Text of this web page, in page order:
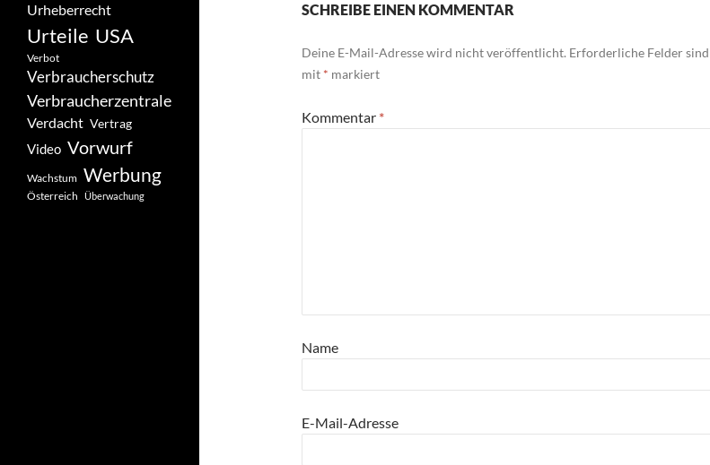
SCHREIBE EINEN KOMMENTAR
Deine E-Mail-Adresse wird nicht veröffentlicht. Erforderliche Felder sind
mit * markiert
Kommentar *
Name
E-Mail-Adresse
Urheberrecht
Urteile USA
Verbot
Verbraucherschutz
Verbraucherzentrale
Verdacht Vertrag
Video Vorwurf
Wachstum Werbung
Österreich Überwachung